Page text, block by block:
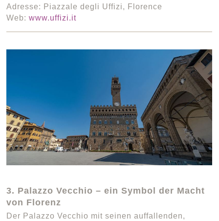
Adresse: Piazzale degli Uffizi, Florence
Web:www.uffizi.it
3. Palazzo Vecchio – ein Symbol der Macht
von Florenz
Der Palazzo Vecchio mit seinen auffallenden,